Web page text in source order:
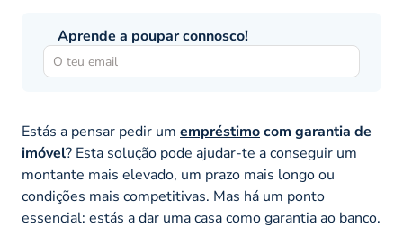
Aprende a poupar connosco!
Estás a pensar pedir um empréstimocom garantia de
imóvel? Esta solução pode ajudar-te a conseguir um
montante mais elevado, um prazo mais longo ou
condições mais competitivas. Mas há um ponto
essencial: estás a dar uma casa como garantia ao banco.